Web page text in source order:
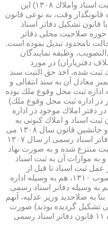
نحوه نگارش قانون مرقوم (قانون ثبت اسناد واملاك ۱۳۰۸) این
وقت، به نوعی قانون
شمسی را با قانون تشكیل دفاتر اسناد
نموده و حوزه صلاحیت محلی دفاتر
نامحدود تبدیل نموده است.
۲۰۳ قانون جدیدالتصویب، وظیفه نمایندگان
دفتریاران) در مورد
ثبت شده، اخذ حق الثبت سند
معادل آن به سند انتقالی و
اداره ثبت محل وقوع ملك بوده
در اداره ثبت محل وقوع ملك)
دفتر املاك موجود در اداره
سال ۱۳۱۰، قانون ثبت اسناد و املاك كنونی به
تصویب مجلس شورای ملی رسیده و جانشین قانون سال ۱۳۰۸ می
گردد و این در حالی است كه عملاً دفاتر اسناد رسمی از سال ۱۳۰۷
منتزع شده و به صورت نهاد
به موازات آن به ثبت اسناد
ثبت اسناد تا قبل از
تصویب قانون ثبت اسناد و املاك مصوب ۱۳۱۰، هم به وسیله اداره
به وسیله دفاتر اسناد رسمی
(كه توسط ماده ۱ قانون سال ۱۳۰۷ بنا به صلاحدید وزیر عدلیه، آنهم
تشكیل گردیده بودند) صورت
می گیرد. (برداشت مفهومی از ماده ۱۱ قانون دفاتر اسناد رسمی